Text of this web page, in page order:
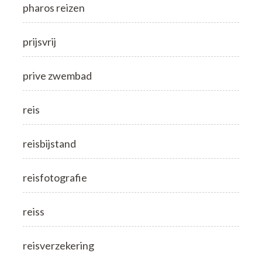
pharos reizen
prijsvrij
prive zwembad
reis
reisbijstand
reisfotografie
reiss
reisverzekering